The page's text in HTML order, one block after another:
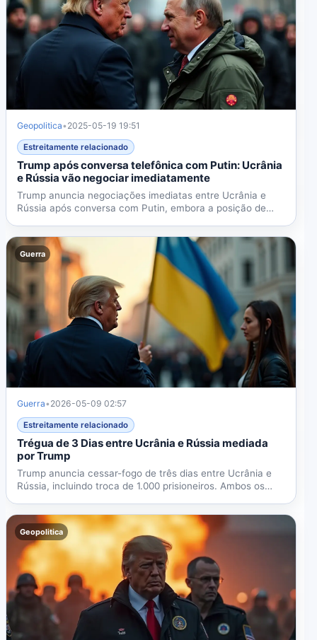
Geopolitica• 2025-05-19 19:51
Estreitamente relacionado
Trump após conversa telefônica com Putin: Ucrânia
e Rússia vão negociar imediatamente
Trump anuncia negociações imediatas entre Ucrânia e
Rússia após conversa com Putin, embora a posição de
Guerra
Guerra• 2026-05-09 02:57
Estreitamente relacionado
Trégua de 3 Dias entre Ucrânia e Rússia mediada
por Trump
Trump anuncia cessar-fogo de três dias entre Ucrânia e
Rússia, incluindo troca de 1.000 prisioneiros. Ambos os
Geopolitica